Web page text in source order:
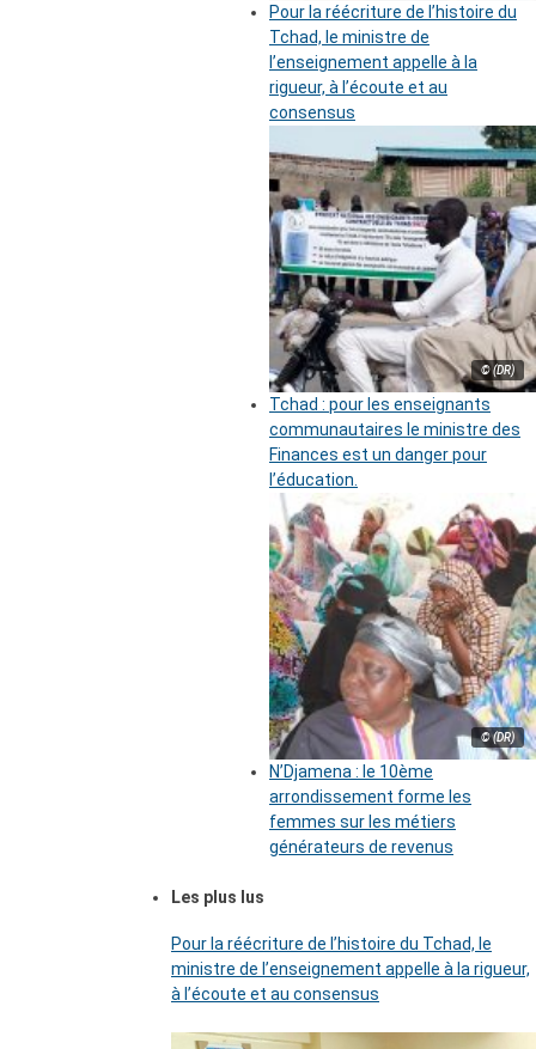
Pour la réécriture de l’histoire du
Tchad, le ministre de
l’enseignement appelle à la
rigueur, à l’écoute et au
consensus
© (DR)
Tchad : pour les enseignants
communautaires le ministre des
Finances est un danger pour
l’éducation.
© (DR)
N’Djamena : le 10ème
arrondissement forme les
femmes sur les métiers
générateurs de revenus
Les plus lus
Pour la réécriture de l’histoire du Tchad, le
ministre de l’enseignement appelle à la rigueur,
à l’écoute et au consensus